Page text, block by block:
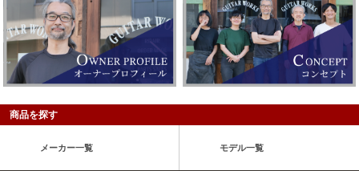
商品を探す
メーカー一覧 モデル一覧